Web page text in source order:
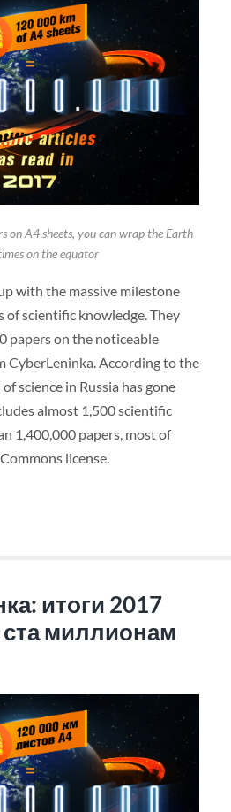
on A4 sheets, you can wrap the Earth
on the equator
with the massive milestone
of scientific knowledge. They
papers on the noticeable
CyberLeninka. According to the
science in Russia has gone
almost 1,500 scientific
1,400,000 papers, most of
license.
итоги 2017
ста миллионам